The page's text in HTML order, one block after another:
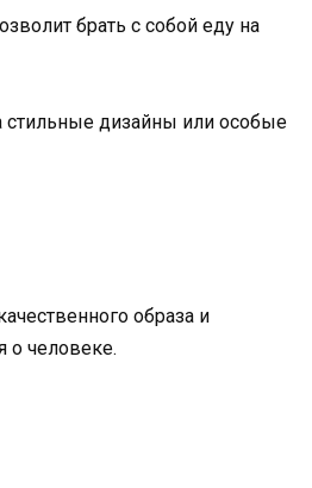
брать с собой еду на
стильные дизайны или особые
образа и
о человеке.